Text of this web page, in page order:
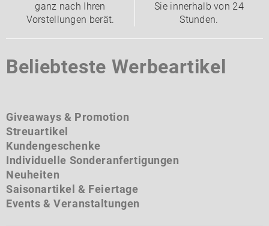
ganz nach Ihren
Vorstellungen berät.
Sie innerhalb von 24
Stunden.
Beliebteste Werbeartikel
Giveaways & Promotion
Streuartikel
Kundengeschenke
Individuelle Sonderanfertigungen
Neuheiten
Saisonartikel & Feiertage
Events & Veranstaltungen